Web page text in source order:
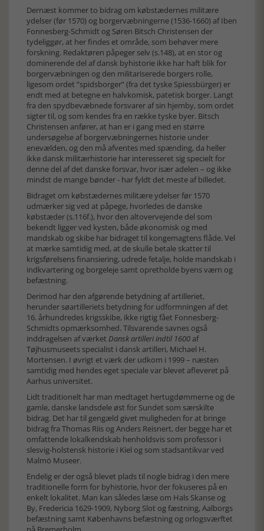
Dernæst kommer to bidrag om købstædernes militære
ydelser (før 1570) og borgervæbningerne (1536-1660) af Iben
Fonnesberg-Schmidt og Søren Bitsch Christensen der
tydeliggør, at her findes et område, som behøver mere
forskning. Redaktøren påpeger selv (s.148), at en stor og
dominerende del af dansk byhistorie ikke har haft blik for
borgervæbningen og den militariserede borgers rolle,
ligesom ordet ”spidsborger” (fra det tyske Spiessbürger) er
endt med at betegne en halvkomisk, patetisk borger. Langt
fra den spydbevæbnede forsvarer af sin hjemby, som ordet
sigter til, og som kendes fra en række tyske byer. Bitsch
Christensen anfører, at han er i gang med en større
undersøgelse af borgervæbningernes historie under
enevælden, og den må afventes med spænding, da heller
ikke dansk militærhistorie har interesseret sig specielt for
denne del af det danske forsvar, hvor især adelen – og ikke
mindst de mange bønder - har fyldt det meste af billedet.
Bidraget om købstædernes militære ydelser før 1570
udmærker sig ved at påpege, hvorledes de danske
købstæder (s.116f.), hvor den altovervejende del som
bekendt ligger ved kysten, både økonomisk og med
mandskab og skibe har bidraget til kongemagtens flåde. Vel
at mærke samtidig med, at de skulle betale skatter til
krigsførelsens finansiering, udrede fetalje, holde mandskab i
indkvartering og borgeleje samt opretholde byens værn og
befæstning.
Derimod har den afgørende betydning af artilleriet,
herunder søartilleriets betydning for udformningen af det
16. århundredes krigsskibe, ikke rigtig fået Fonnesberg-
Schmidts opmærksomhed. Tilsvarende savnes også
inddragelsen af værket Dansk artilleri indtil 1600af
Tøjhusmuseets specialist i dansk artilleri, Michael H.
Mortensen. I øvrigt et værk der udkom i 1999 – næsten
samtidig med hendes eget speciale var blevet afleveret på
Aarhus universitet.
Lidt traditionelt har man medtaget hertugdømmerne og de
gamle, danske landsdele øst for Sundet som særskilte
bidrag. Det har til gengæld givet muligheden for at bringe
bidrag fra Thomas Riis og Anders Reisnert, der begge har et
omfattende lokalkendskab henholdsvis som professor i
slesvig-holstensk historie i Kiel og som stadsantikvar ved
Malmö Museer.
Endelig er der også blevet plads til nogle bidrag i den mere
traditionelle form for byhistorie, hvor der fokuseres på en
enkelt lokalitet. Man kan således læse om Hals Skanse og
By, Fredericia 1629-1909, Nyborg Slot og fæstning, Aalborgs
befæstning samt Københavns befæstning og orlogsværftet